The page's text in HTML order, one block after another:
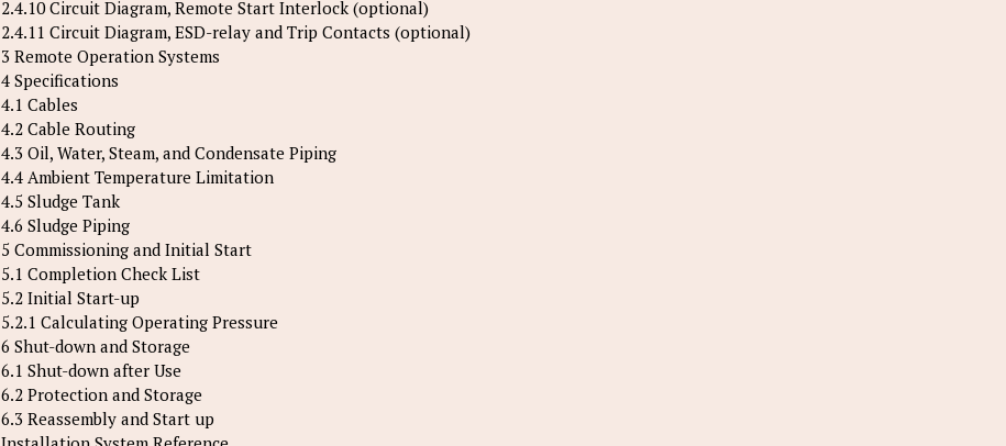
2.4.10 Circuit Diagram, Remote Start Interlock (optional)
2.4.11 Circuit Diagram, ESD-relay and Trip Contacts (optional)
3 Remote Operation Systems
4 Specifications
4.1 Cables
4.2 Cable Routing
4.3 Oil, Water, Steam, and Condensate Piping
4.4 Ambient Temperature Limitation
4.5 Sludge Tank
4.6 Sludge Piping
5 Commissioning and Initial Start
5.1 Completion Check List
5.2 Initial Start-up
5.2.1 Calculating Operating Pressure
6 Shut-down and Storage
6.1 Shut-down after Use
6.2 Protection and Storage
6.3 Reassembly and Start up